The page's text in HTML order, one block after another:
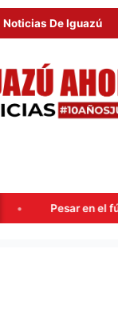
Noticias De Iguazú
falleció Jorge